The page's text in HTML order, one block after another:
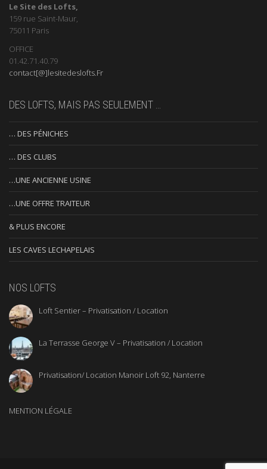
Le Site des Lofts,
159 rue Saint-Maur,
75011 Paris
OFFICE
01.42.71.40.79
contact[@]lesitedeslofts.Fr
DES LOFTS, MAIS PAS SEULEMENT …
… DES PÉNICHES
… DES CLUBS
…UNE ANCIENNE USINE
…UNE OFFRE TRAITEUR
& PLUS ENCORE
LES CAVES LECHAPELAIS
NOS LOFTS
Loft Sentier – Privatisation / Location
La Terrasse George V – Privatisation / Location
Privatisation/ Location Manoir Loft 92, Nanterre
MENTION LÉGALE